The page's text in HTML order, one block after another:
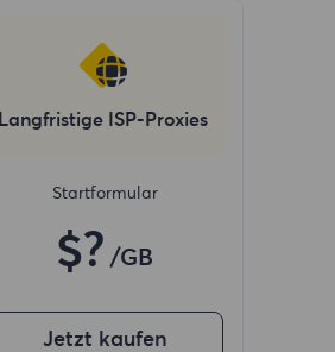
Langfristige ISP-Proxies
Startformular
$? /GB
Jetzt kaufen